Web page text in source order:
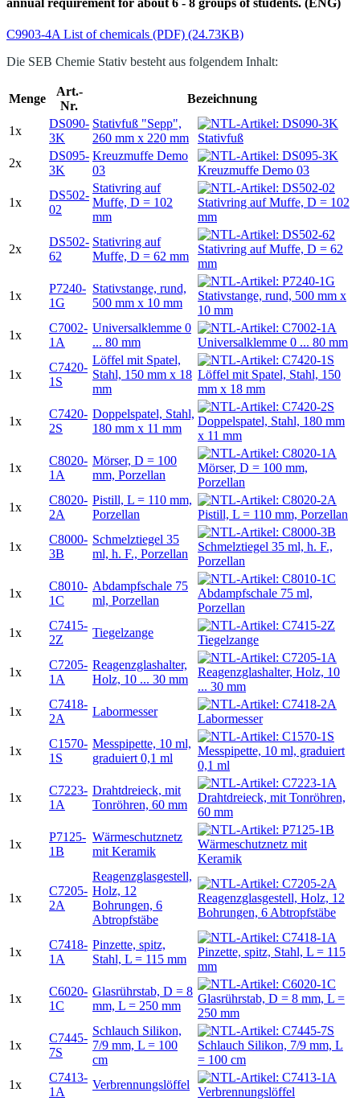
C9903-4A List of chemicals (PDF) (24.73KB)
Die SEB Chemie Stativ besteht aus folgendem Inhalt:
Menge
Art.-
Nr.
Bezeichnung
1x
DS090-
3K
Stativfuß "Sepp",
260 mm x 220 mm
2x
DS095-
3K
Kreuzmuffe Demo
03
1x
DS502-
02
Stativring auf
Muffe, D = 102
mm
2x
DS502-
62
Stativring auf
Muffe, D = 62 mm
1x
P7240-
1G
Stativstange, rund,
500 mm x 10 mm
1x
C7002-
1A
Universalklemme 0
... 80 mm
1x
C7420-
1S
Löffel mit Spatel,
Stahl, 150 mm x 18
mm
1x
C7420-
2S
Doppelspatel, Stahl,
180 mm x 11 mm
1x
C8020-
1A
Mörser, D = 100
mm, Porzellan
1x
C8020-
2A
Pistill, L = 110 mm,
Porzellan
1x
C8000-
3B
Schmelztiegel 35
ml, h. F., Porzellan
1x
C8010-
1C
Abdampfschale 75
ml, Porzellan
1x
C7415-
2Z
Tiegelzange
1x
C7205-
1A
Reagenzglashalter,
Holz, 10 ... 30 mm
1x
C7418-
2A
Labormesser
1x
C1570-
1S
Messpipette, 10 ml,
graduiert 0,1 ml
1x
C7223-
1A
Drahtdreieck, mit
Tonröhren, 60 mm
1x
P7125-
1B
Wärmeschutznetz
mit Keramik
1x
C7205-
2A
Reagenzglasgestell,
Holz, 12
Bohrungen, 6
Abtropfstäbe
1x
C7418-
1A
Pinzette, spitz,
Stahl, L = 115 mm
1x
C6020-
1C
Glasrührstab, D = 8
mm, L = 250 mm
1x
C7445-
7S
Schlauch Silikon,
7/9 mm, L = 100
cm
1x
C7413-
1A
Verbrennungslöffel